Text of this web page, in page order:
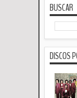
BUSCAR
DISCOS